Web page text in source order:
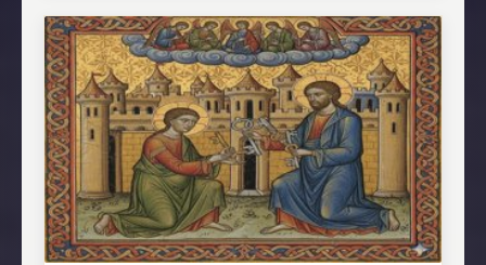
On y retrouve un résumé de la doctrine de
l’Incarnation ainsi que les...